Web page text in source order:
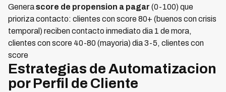
Generascore de propension a pagar (0-100) que
prioriza contacto: clientes con score 80+ (buenos con crisis
temporal) reciben contacto inmediato dia 1 de mora,
clientes con score 40-80 (mayoria) dia 3-5, clientes con
score
Estrategias de Automatizacion
por Perfil de Cliente